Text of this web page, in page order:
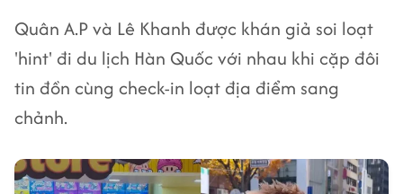
Quân A.P và Lê Khanh được khán giả soi loạt
'hint' đi du lịch Hàn Quốc với nhau khi cặp đôi
tin đồn cùng check-in loạt địa điểm sang
chảnh.